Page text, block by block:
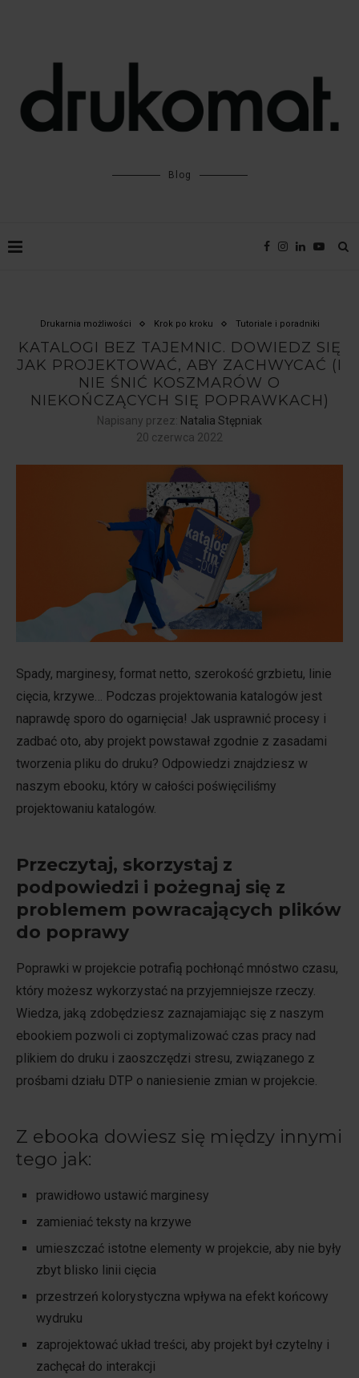
Blog
Drukarnia możliwości Krok po kroku Tutoriale i poradniki
KATALOGI BEZ TAJEMNIC. DOWIEDZ SIĘ
JAK PROJEKTOWAĆ, ABY ZACHWYCAĆ (I
NIE ŚNIĆ KOSZMARÓW O
NIEKOŃCZĄCYCH SIĘ POPRAWKACH)
Napisany przez: Natalia Stępniak
20 czerwca 2022
Spady, marginesy, format netto, szerokość grzbietu, linie
cięcia, krzywe… Podczas projektowania katalogów jest
naprawdę sporo do ogarnięcia! Jak usprawnić procesy i
zadbać oto, aby projekt powstawał zgodnie z zasadami
tworzenia pliku do druku? Odpowiedzi znajdziesz w
naszym ebooku, który w całości poświęciliśmy
projektowaniu katalogów.
Przeczytaj, skorzystaj z
podpowiedzi i pożegnaj się z
problemem powracających plików
do poprawy
Poprawki w projekcie potrafią pochłonąć mnóstwo czasu,
który możesz wykorzystać na przyjemniejsze rzeczy.
Wiedza, jaką zdobędziesz zaznajamiając się z naszym
ebookiem pozwoli ci zoptymalizować czas pracy nad
plikiem do druku i zaoszczędzi stresu, związanego z
prośbami działu DTP o naniesienie zmian w projekcie.
Z ebooka dowiesz się między innymi
tego jak:
prawidłowo ustawić marginesy
zamieniać teksty na krzywe
umieszczać istotne elementy w projekcie, aby nie były
zbyt blisko linii cięcia
przestrzeń kolorystyczna wpływa na efekt końcowy
wydruku
zaprojektować układ treści, aby projekt był czytelny i
zachęcał do interakcji